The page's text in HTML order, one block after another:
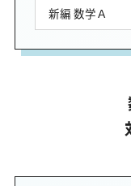
新編 数学Ａ